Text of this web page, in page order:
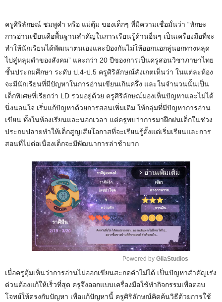
ครูศิริลักษณ์ ชมพูคำ หรือ แม่ตุ้ม ของเด็กๆ ที่มีความเชื่อมั่นว่า “ทักษะ
การอ่านเขียนคือพื้นฐานสำคัญในการเรียนรู้ด้านอื่นๆ เป็นเครื่องมือที่จะ
ทำให้นักเรียนได้พัฒนาตนเองและป้องกันไม่ให้ออกนอกลู่นอกทางหลุด
ไปสู่หลุมดำของสังคม” และกว่า 20 ปีของการเป็นครูสอนวิชาภาษาไทย
ชั้นประถมศึกษา ระดับ ป.4-ป.5 ครูศิริลักษณ์สังเกตเห็นว่า ในแต่ละห้อง
จะมีนักเรียนที่มีปัญหาในการอ่านเขียนเกินครึ่ง และในจำนวนนั้นเป็น
เด็กพิเศษที่เรียกว่า LD รวมอยู่ด้วย ครูศิริลักษณ์มองเห็นปัญหาและไม่ได้
นิ่งนอนใจ เริ่มแก้ปัญหาด้วยการสอนเพิ่มเติม ให้กลุ่มที่มีปัญหาการอ่าน
เขียน ทั้งในห้องเรียนและนอกเวลา แต่ครูพบว่าการมาฝึกฝนเด็กในช่วง
ประถมปลายทำให้เด็กสูญเสียโอกาสที่จะเรียนรู้ตั้งแต่เริ่มเรียนและการ
สอนที่ไม่ต่อเนื่องเด็กจะมีพัฒนาการล่าช้ามาก
arrow_forward_ios อ่านเพิ่มเติม
u
t
Powered by GliaStudios
เมื่อครูตุ้มเห็นว่าการอ่านไม่ออกเขียนสะกดคำไม่ได้ เป็นปัญหาสำคัญเร่ง
ด่วนต้องแก้ให้เร็วที่สุด ครูจึงออกแบบเครื่องมือใช้ทำกิจกรรมเพื่อตอบ
โจทย์ให้ตรงกับปัญหา เพื่อแก้ปัญหานี้ ครูศิริลักษณ์คิดค้นวิธีด้วยการใช้